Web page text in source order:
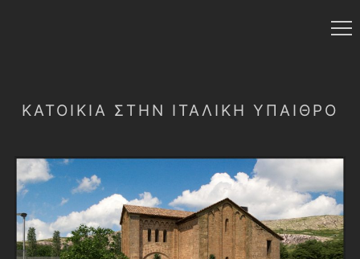
ΚΑΤΟΙΚΊΑ ΣΤΉΝ ΙΤΑΛΙΚΉ ΎΠΑΙΘΡΟ